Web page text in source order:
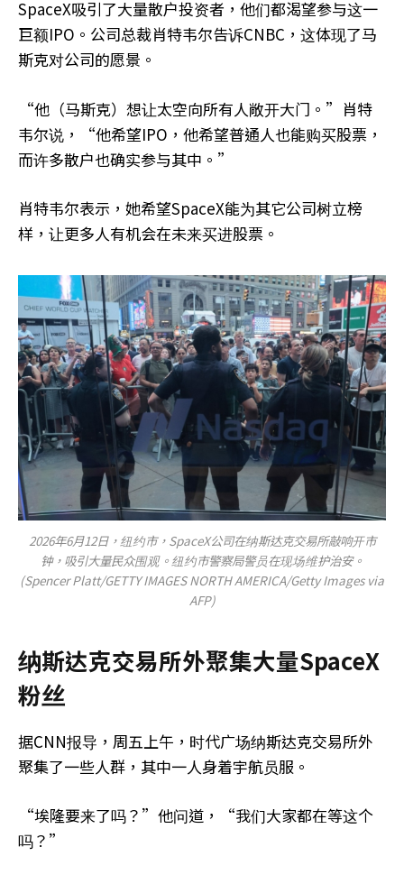
SpaceX吸引了大量散户投资者，他们都渴望参与这一
巨额IPO。公司总裁肖特韦尔告诉CNBC，这体现了马
斯克对公司的愿景。
“他（马斯克）想让太空向所有人敞开大门。”肖特
韦尔说，“他希望IPO，他希望普通人也能购买股票，
而许多散户也确实参与其中。”
肖特韦尔表示，她希望SpaceX能为其它公司树立榜
样，让更多人有机会在未来买进股票。
2026年6月12日，纽约市，SpaceX公司在纳斯达克交易所敲响开市
钟，吸引大量民众围观。纽约市警察局警员在现场维护治安。
(Spencer Platt/GETTY IMAGES NORTH AMERICA/Getty Images via
AFP)
纳斯达克交易所外聚集大量SpaceX
粉丝
据CNN报导，周五上午，时代广场纳斯达克交易所外
聚集了一些人群，其中一人身着宇航员服。
“埃隆要来了吗？”他问道，“我们大家都在等这个
吗？”